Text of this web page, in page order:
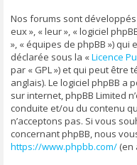
Nos forums sont développés
eux », « leur », « logiciel
», « équipes de phpBB »)
déclarée sous la «Licence
par « GPL ») et qui peut être
anglais). Le logiciel phpBB a
sur internet, phpBB Limited
conduite et/ou du contenu
n’acceptons pas. Si vous
concernant phpBB, nous
https://www.phpbb.com/ (en